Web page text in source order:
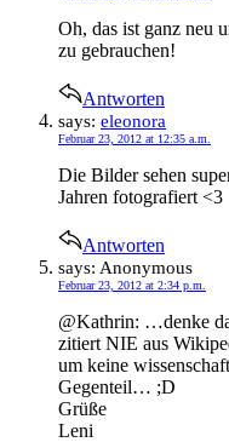
Oh, das ist ganz neu
zu gebrauchen!
Antworten
says: eleonora
Februar 23, 2012 at 12:35 a.m.
Die Bilder sehen
Jahren fotografiert <3
Antworten
says: Anonymous
Februar 23, 2012 at 2:34 p.m.
@Kathrin: …denke
zitiert NIE aus
um keine
Gegenteil… ;D
Grüße
Leni